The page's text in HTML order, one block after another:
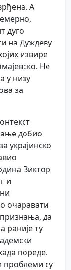
А
дуго
на Дуждеву
извире
Не
у низу
за
добио
украјинско
Виктор
и
очаравати
да
раније ту
пореде.
проблеми су